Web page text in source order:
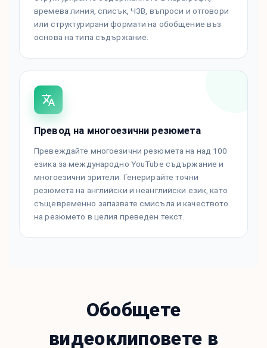
времева линия, списък, ЧЗВ, въпроси и отговори
или структурирани формати на обобщение въз
основа на типа съдържание.
Превод на многоезични резюмета
Превеждайте многоезични резюмета на над 100
езика за международно YouTube съдържание и
многоезични зрители. Генерирайте точни
резюмета на английски и неанглийски език, като
същевременно запазвате смисъла и качеството
на резюмето в целия преведен текст.
Обобщете
видеоклиповете в